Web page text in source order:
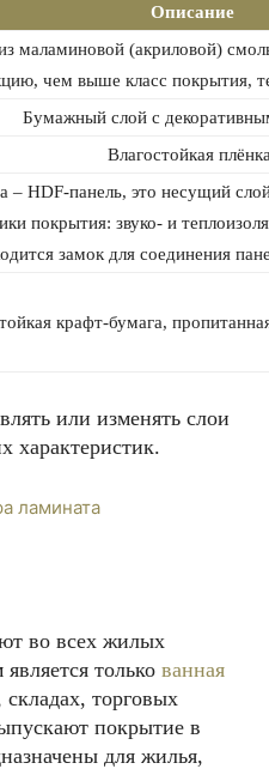
Описание
маламиновой (акриловой)
чем выше класс покрытия,
Бумажный слой с
Влагостойкая
– HDF-панель, это несущий
покрытия: звуко- и
замок для соединения
крафт-бумага,
или изменять слои
характеристик.
во всех жилых
только ванная
торговых
покрытие в
для жилья,